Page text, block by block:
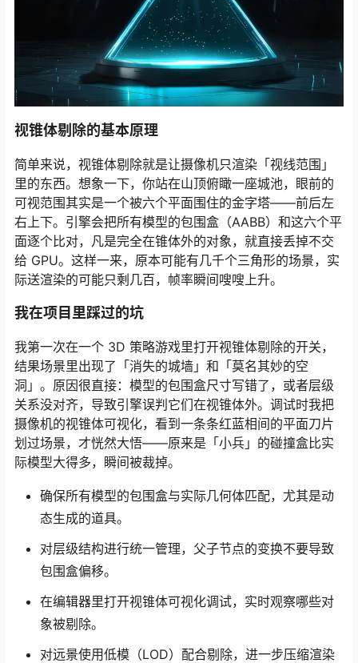
视锥体剔除的基本原理
简单来说，视锥体剔除就是让摄像机只渲染「视线范围」
里的东西。想象一下，你站在山顶俯瞰一座城池，眼前的
可视范围其实是一个被六个平面围住的金字塔——前后左
右上下。引擎会把所有模型的包围盒（AABB）和这六个平
面逐个比对，凡是完全在锥体外的对象，就直接丢掉不交
给 GPU。这样一来，原本可能有几千个三角形的场景，实
际送渲染的可能只剩几百，帧率瞬间嗖嗖上升。
我在项目里踩过的坑
我第一次在一个 3D 策略游戏里打开视锥体剔除的开关，
结果场景里出现了「消失的城墙」和「莫名其妙的空
洞」。原因很直接：模型的包围盒尺寸写错了，或者层级
关系没对齐，导致引擎误判它们在视锥体外。调试时我把
摄像机的视锥体可视化，看到一条条红蓝相间的平面刀片
划过场景，才恍然大悟——原来是「小兵」的碰撞盒比实
际模型大得多，瞬间被裁掉。
确保所有模型的包围盒与实际几何体匹配，尤其是动
态生成的道具。
对层级结构进行统一管理，父子节点的变换不要导致
包围盒偏移。
在编辑器里打开视锥体可视化调试，实时观察哪些对
象被剔除。
对远景使用低模（LOD）配合剔除，进一步压缩渲染